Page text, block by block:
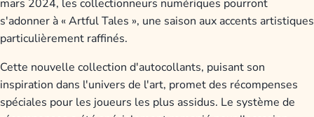
mars 2024, les collectionneurs numériques pourront
s'adonner à « Artful Tales », une saison aux accents artistiques
particulièrement raffinés.
Cette nouvelle collection d'autocollants, puisant son
inspiration dans l'univers de l'art, promet des récompenses
spéciales pour les joueurs les plus assidus. Le système de